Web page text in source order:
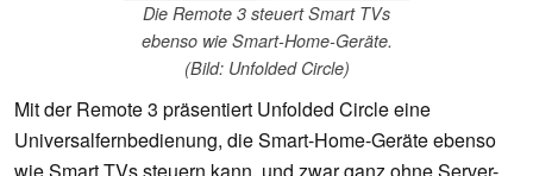
Die Remote 3 steuert Smart TVs
ebenso wie Smart-Home-Geräte.
(Bild: Unfolded Circle)
Mit der Remote 3 präsentiert Unfolded Circle eine
Universalfernbedienung, die Smart-Home-Geräte ebenso